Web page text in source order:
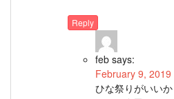
Reply
feb says:
February 9,
ひな祭りがいいか